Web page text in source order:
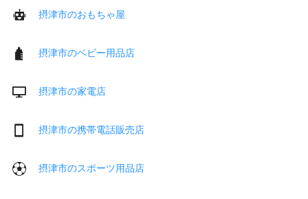
摂津市のおもちゃ屋
摂津市のベビー用品店
摂津市の家電店
摂津市の携帯電話販売店
摂津市のスポーツ用品店